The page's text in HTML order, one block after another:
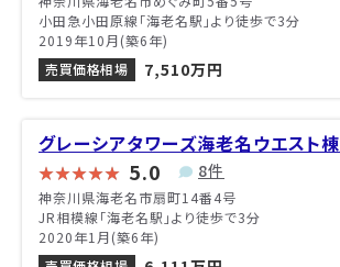
小田急小田原線「海老名駅」より徒歩で3分
2019年10月(築6年)
売買価格相場
7,510万円
グレーシアタワーズ海老名ウエスト棟
5.0 8件
神奈川県海老名市扇町14番4号
JR相模線「海老名駅」より徒歩で3分
2020年1月(築6年)